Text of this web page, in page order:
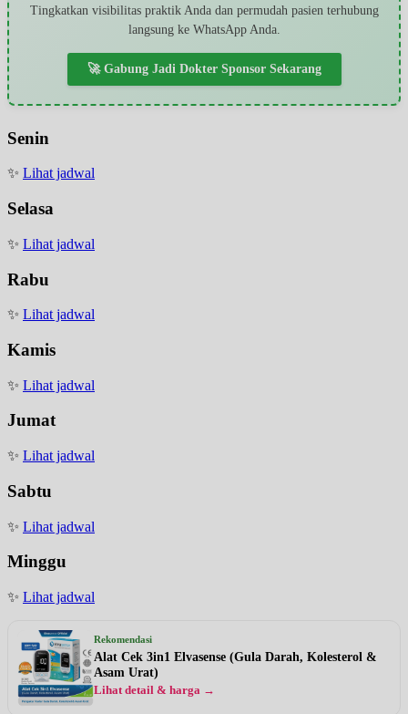
Tingkatkan visibilitas praktik Anda dan permudah pasien terhubung
langsung ke WhatsApp Anda.
🚀 Gabung Jadi Dokter Sponsor Sekarang
Senin
✨ Lihat jadwal
Selasa
✨ Lihat jadwal
Rabu
✨ Lihat jadwal
Kamis
✨ Lihat jadwal
Jumat
✨ Lihat jadwal
Sabtu
✨ Lihat jadwal
Minggu
✨ Lihat jadwal
Rekomendasi
Alat Cek 3in1 Elvasense (Gula Darah, Kolesterol &
Asam Urat)
Lihat detail & harga →